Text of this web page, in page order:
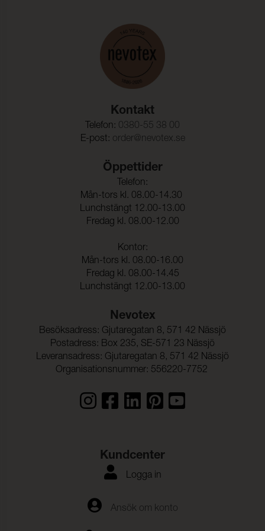
147 daN/5cm (ISO 13934-1)
Dragbrottsgräns Väft: 75 daN/5cm (ISO 13934-1)
3 daN
105 cmwc (ISO 811)
5 (ISO 105-E02)
ljus interagerar med tygets veck och texturer.
Kontakt
Telefon: 0380-55 38 00
E-post: order@nevotex.se
Öppettider
Telefon:
Mån-tors kl. 08.00-14.30
Lunchstängt 12.00-13.00
Fredag kl. 08.00-12.00
Kontor:
Mån-tors kl. 08.00-16.00
Fredag kl. 08.00-14.45
Lunchstängt 12.00-13.00
Nevotex
Besöksadress: Gjutaregatan 8, 571 42 Nässjö
Postadress: Box 235, SE-571 23 Nässjö
Leveransadress: Gjutaregatan 8, 571 42 Nässjö
Organisationsnummer: 556220-7752
Kundcenter
Logga in
Ansök om konto